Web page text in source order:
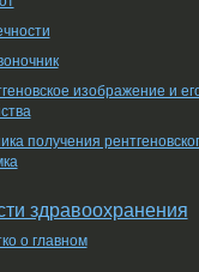
изображение и
получения
здравоохранения
о главном